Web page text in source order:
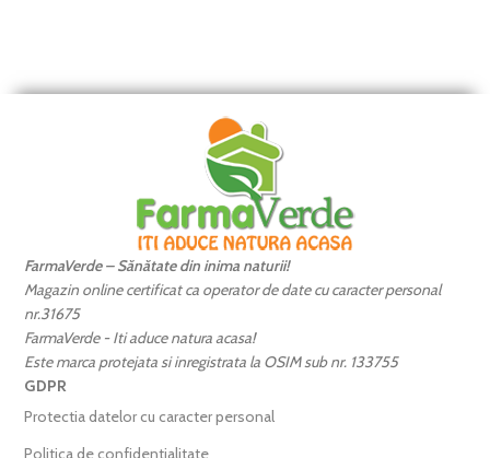
FarmaVerde – Sănătate din inima naturii!
Magazin online certificat ca operator de date cu caracter personal
nr.31675
FarmaVerde - Iti aduce natura acasa!
Este marca protejata si inregistrata la OSIM sub nr. 133755
GDPR
Protectia datelor cu caracter personal
Politica de confidentialitate